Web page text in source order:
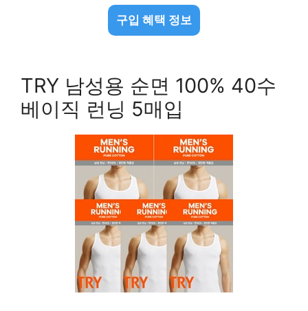
구입 혜택 정보
TRY 남성용 순면 100% 40수
베이직 런닝 5매입